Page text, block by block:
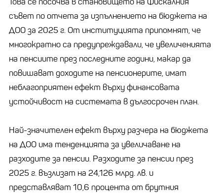
съвет по отчета за изпълнението на бюджета на
ДОО за 2025 г. От институцията припомнят, че
многократно са предупреждавали, че увеличенията
на пенсиите през последните години, макар да
повишават доходите на пенсионерите, имат
неблагоприятен ефект върху финансовата
устойчивост на системата в дългосрочен план.
Най-значителен ефект върху разчера на бюджета
на ДОО има тенденцията за увеличаване на
разходите за пенсии. Разходите за пенсии през
2025 г. възлизат на 24,126 млрд. лв. и
представляват 10,6 процента от брутния